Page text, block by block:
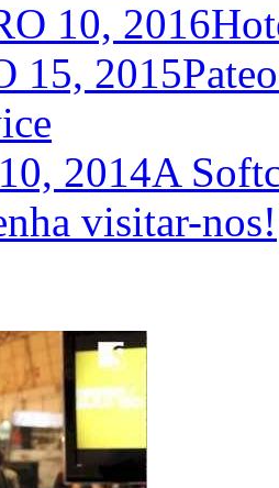
10, 2016
15, 2015
2014A
visitar-nos!